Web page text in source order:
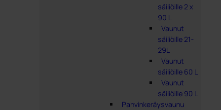
säiliöille 2 x
90 L
Vaunut
säiliöille 21-
29L
Vaunut
säiliöille 60 L
Vaunut
säiliöille 90 L
Pahvinkeräysvaunu